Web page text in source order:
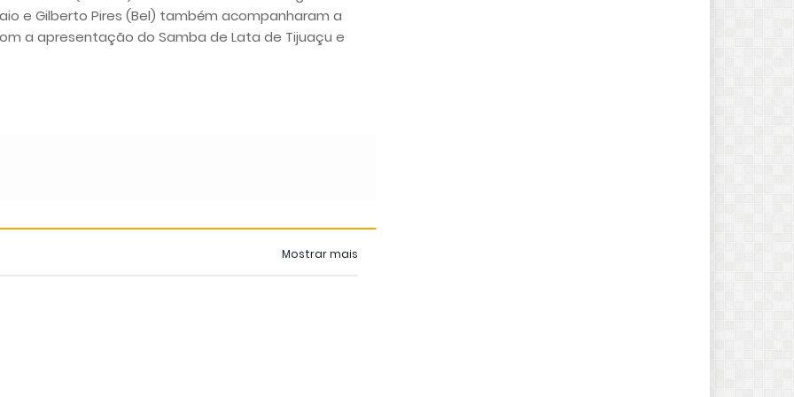
e Gilberto Pires (Bel) também acompanharam a
a apresentação do Samba de Lata de Tijuaçu e
Mostrar mais